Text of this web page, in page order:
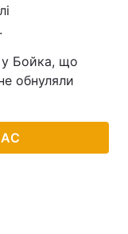
у Бойка, що
обнуляли